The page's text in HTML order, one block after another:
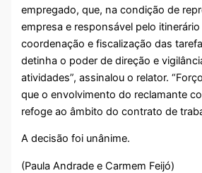
empregado, que, na condição de
empresa e responsável pelo itinerário
coordenação e fiscalização das
detinha o poder de direção e
atividades”, assinalou o relator.
que o envolvimento do reclamante
refoge ao âmbito do contrato de
A decisão foi unânime.
(Paula Andrade e Carmem Feijó)